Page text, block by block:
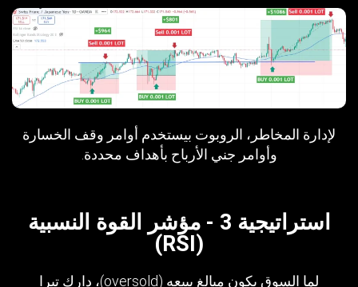
لإدارة المخاطر، الروبوت بيستخدم أوامر وقف الخسارة
وأوامر جني الأرباح بأهداف محددة.
استراتيجية 3 - مؤشر القوة النسبية
(RSI)
لما السوق يكون مبالغ ببيعه (oversold)، دارك تيرا